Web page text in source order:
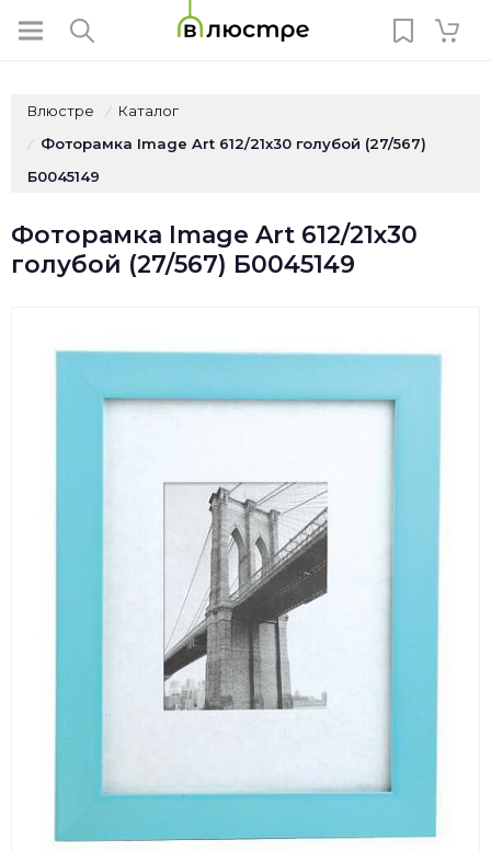
Влюстре / Каталог
/
Фоторамка Image Art 612/21х30 голубой (27/567)
Б0045149
Фоторамка Image Art 612/21х30
голубой (27/567) Б0045149